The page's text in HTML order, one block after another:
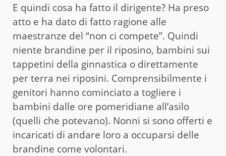
E quindi cosa ha fatto il dirigente? Ha preso
atto e ha dato di fatto ragione alle
maestranze del “non ci compete”. Quindi
niente brandine per il riposino, bambini sui
tappetini della ginnastica o direttamente
per terra nei riposini. Comprensibilmente i
genitori hanno cominciato a togliere i
bambini dalle ore pomeridiane all’asilo
(quelli che potevano). Nonni si sono offerti e
incaricati di andare loro a occuparsi delle
brandine come volontari.